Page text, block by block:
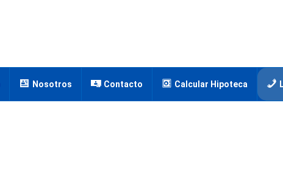
Nosotros Contacto Calcular Hipoteca